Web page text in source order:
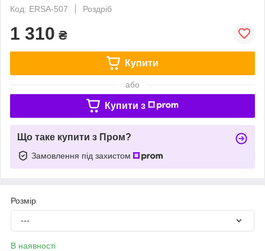
Код: ERSA-507
Роздріб
1 310 ₴
Купити
або
Купити з
Що таке купити з Пром?
Замовлення під захистом
Розмір
---
В наявності